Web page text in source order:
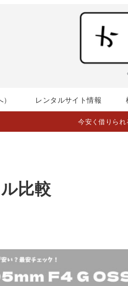
レンタルサイト情報
今安く借りられ
比較